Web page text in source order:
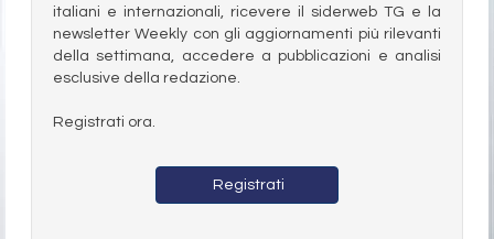
italiani e internazionali, ricevere il siderweb TG e la
newsletter Weekly con gli aggiornamenti più rilevanti
della settimana, accedere a pubblicazioni e analisi
esclusive della redazione.
Registrati ora.
Registrati